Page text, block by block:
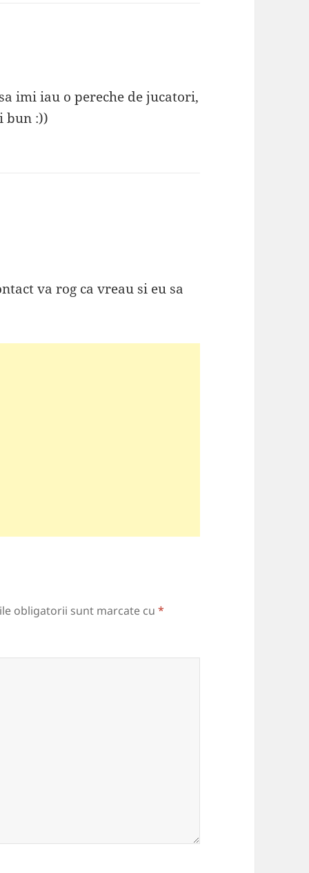
imi iau o pereche de jucatori,
bun :))
va rog ca vreau si eu sa
obligatorii sunt marcate cu*